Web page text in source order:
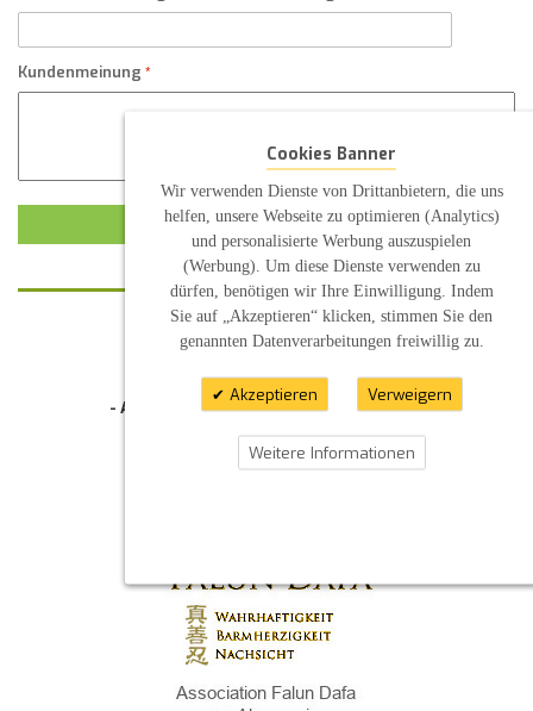
Kundenmeinung
KUNDENMEINUNG ABSCHICKEN
KONTAKT
- Allgemeine Geschäftsbedingung (AGB)
- Datenschutzerklärung
- Impressum
Cookies Banner
Wir verwenden Dienste von Drittanbietern, die uns
helfen, unsere Webseite zu optimieren (Analytics)
und personalisierte Werbung auszuspielen
(Werbung). Um diese Dienste verwenden zu
dürfen, benötigen wir Ihre Einwilligung. Indem
Sie auf „Akzeptieren“ klicken, stimmen Sie den
genannten Datenverarbeitungen freiwillig zu.
Akzeptieren Verweigern
Weitere Informationen